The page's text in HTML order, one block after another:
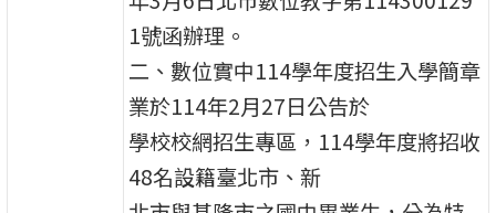
1號函辦理。
二、數位實中114學年度招生入學簡章
業於114年2月27日公告於
學校校網招生專區，114學年度將招收
48名設籍臺北市、新